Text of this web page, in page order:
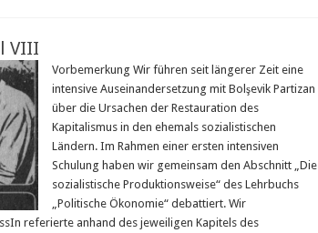
VIII
Vorbemerkung Wir führen seit längerer Zeit eine
intensive Auseinandersetzung mit Bolşevik Partizan
über die Ursachen der Restauration des
Kapitalismus in den ehemals sozialistischen
Ländern. Im Rahmen einer ersten intensiven
Schulung haben wir gemeinsam den Abschnitt „Die
sozialistische Produktionsweise“ des Lehrbuchs
„Politische Ökonomie“ debattiert. Wir
referierte anhand des jeweiligen Kapitels des